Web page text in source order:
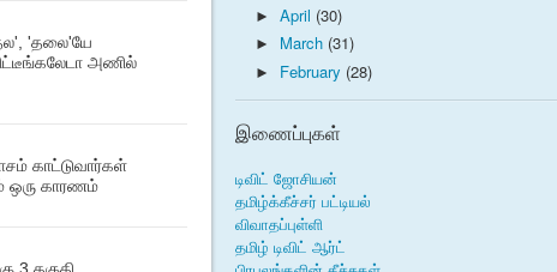
'தலை'யே
அணில்
காட்டுவார்கள்
காரணம்
► April (30)
► March (31)
► February (28)
இணைப்புகள்
டிவிட் ஜோசியன்
தமிழ்க்கீச்சர் பட்டியல்
விவாதப்புள்ளி
தமிழ் டிவிட் ஆர்ட்